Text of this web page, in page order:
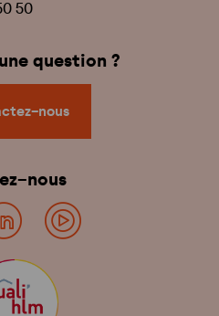
50
question ?
nous
nous